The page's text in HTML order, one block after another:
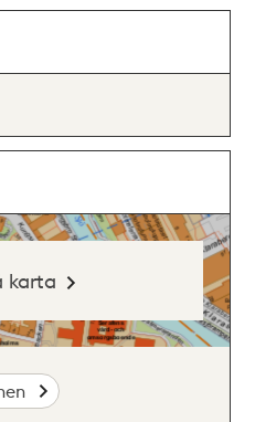
karta